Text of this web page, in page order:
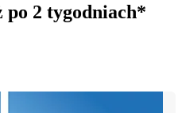
po 2 tygodniach*